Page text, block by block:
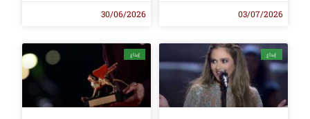
03/07/2026
30/06/2026
إبداع إبداع